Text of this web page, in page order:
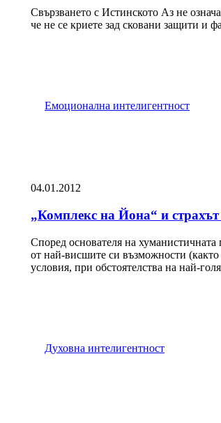
Свързването с Истинското Аз не
че не се криете зад сковани защити и
Емоционална интелигентност
04.01.2012
„Комплекс на Йона“ и страхът
Според основателя на
от най-висшите си възможности
условия, при обстоятелства на най-
Духовна интелигентност